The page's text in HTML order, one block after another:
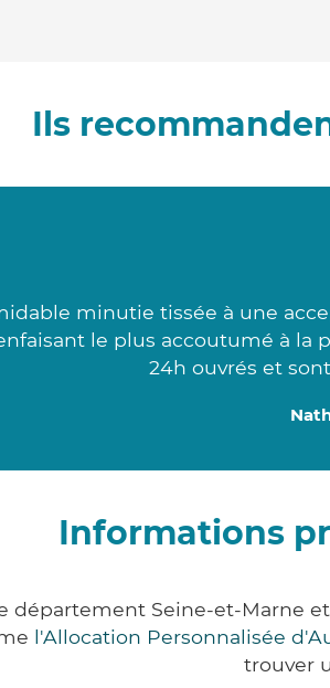
Ils
minutie tissée à une
le plus accoutumé à la
24h ouvrés et
Informations
département Seine-et-Marne
l'Allocation Personnalisée
trouver